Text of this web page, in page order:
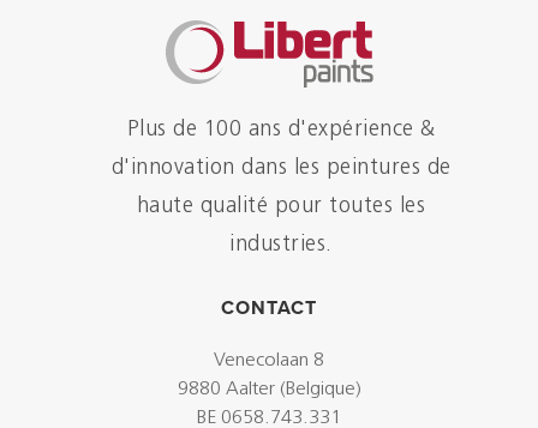
Plus de 100 ans d'expérience &
d'innovation dans les peintures de
haute qualité pour toutes les
industries.
CONTACT
Venecolaan 8
9880 Aalter (Belgique)
BE 0658.743.331